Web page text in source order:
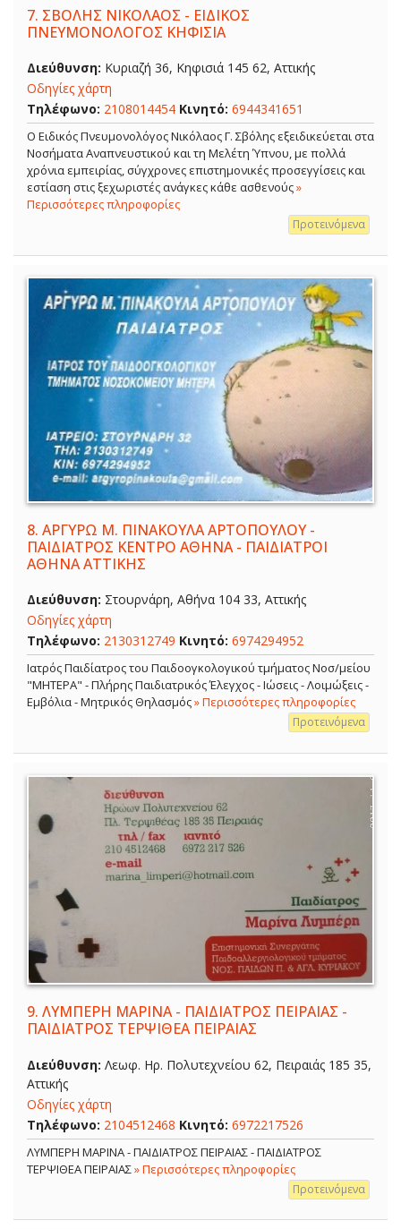
7. ΣΒΟΛΗΣ ΝΙΚΟΛΑΟΣ - ΕΙΔΙΚΟΣ
ΠΝΕΥΜΟΝΟΛΟΓΟΣ ΚΗΦΙΣΙΑ
Διεύθυνση: Κυριαζή 36, Κηφισιά 145 62, Αττικής
Οδηγίες χάρτη
Τηλέφωνο: 2108014454 Κινητό: 6944341651
O Ειδικός Πνευμονολόγος Νικόλαος Γ. Σβόλης εξειδικεύεται στα
Νοσήματα Αναπνευστικού και τη Μελέτη Ύπνου, με πολλά
χρόνια εμπειρίας, σύγχρονες επιστημονικές προσεγγίσεις και
εστίαση στις ξεχωριστές ανάγκες κάθε ασθενούς»
Περισσότερες πληροφορίες
Προτεινόμενα
8. ΑΡΓΥΡΩ Μ. ΠΙΝΑΚΟΥΛΑ ΑΡΤΟΠΟΥΛΟΥ -
ΠΑΙΔΙΑΤΡΟΣ ΚΕΝΤΡΟ ΑΘΗΝΑ - ΠΑΙΔΙΑΤΡΟΙ
ΑΘΗΝΑ ΑΤΤΙΚΗΣ
Διεύθυνση: Στουρνάρη, Αθήνα 104 33, Αττικής
Οδηγίες χάρτη
Τηλέφωνο: 2130312749 Κινητό: 6974294952
Ιατρός Παιδίατρος του Παιδοογκολογικού τμήματος Νοσ/μείου
"ΜΗΤΕΡΑ" - Πλήρης Παιδιατρικός Έλεγχος - Ιώσεις - Λοιμώξεις -
Εμβόλια - Μητρικός Θηλασμός» Περισσότερες πληροφορίες
Προτεινόμενα
9. ΛΥΜΠΕΡΗ ΜΑΡΙΝΑ - ΠΑΙΔΙΑΤΡΟΣ ΠΕΙΡΑΙΑΣ -
ΠΑΙΔΙΑΤΡΟΣ ΤΕΡΨΙΘΕΑ ΠΕΙΡΑΙΑΣ
Διεύθυνση: Λεωφ. Ηρ. Πολυτεχνείου 62, Πειραιάς 185 35,
Αττικής
Οδηγίες χάρτη
Τηλέφωνο: 2104512468 Κινητό: 6972217526
ΛΥΜΠΕΡΗ ΜΑΡΙΝΑ - ΠΑΙΔΙΑΤΡΟΣ ΠΕΙΡΑΙΑΣ - ΠΑΙΔΙΑΤΡΟΣ
ΤΕΡΨΙΘΕΑ ΠΕΙΡΑΙΑΣ» Περισσότερες πληροφορίες
Προτεινόμενα